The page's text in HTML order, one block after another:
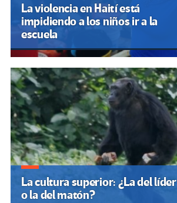
La violencia en Haití está
impidiendo a los niños ir a la
escuela
La cultura superior: ¿La del líder
o la del matón?